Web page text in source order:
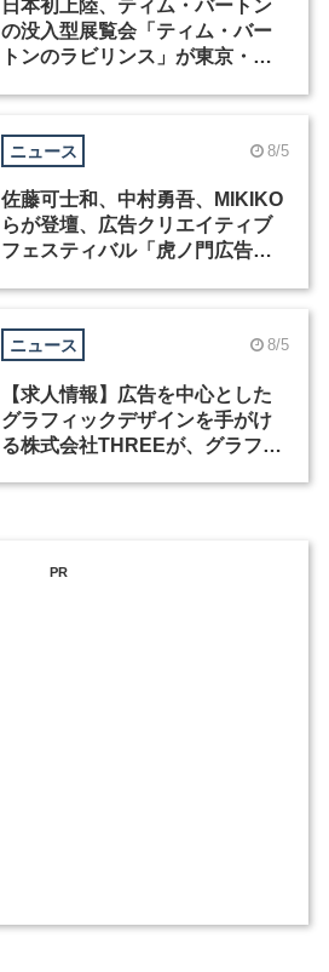
日本初上陸、ティム・バートン
の没入型展覧会「ティム・バー
トンのラビリンス」が東京・豊
ニュース 8/5
佐藤可士和、中村勇吾、MIKIKO
らが登壇、広告クリエイティブ
フェスティバル「虎ノ門広告
ニュース 8/5
【求人情報】広告を中心とした
グラフィックデザインを手がけ
る株式会社THREEが、グラフィ
PR